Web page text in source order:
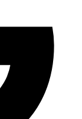
шт/уп